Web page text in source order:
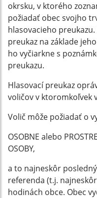
okrsku, v ktorého
požiadať obec svojho
hlasovacieho
preukaz na základe
ho vyčiarkne s
preukazu.
Hlasovací preukaz
voličov v ktoromkoľvek
Volič môže požiadať o
OSOBNE alebo
OSOBY,
a to najneskôr
referenda (t.j.
hodinách obce. Obec